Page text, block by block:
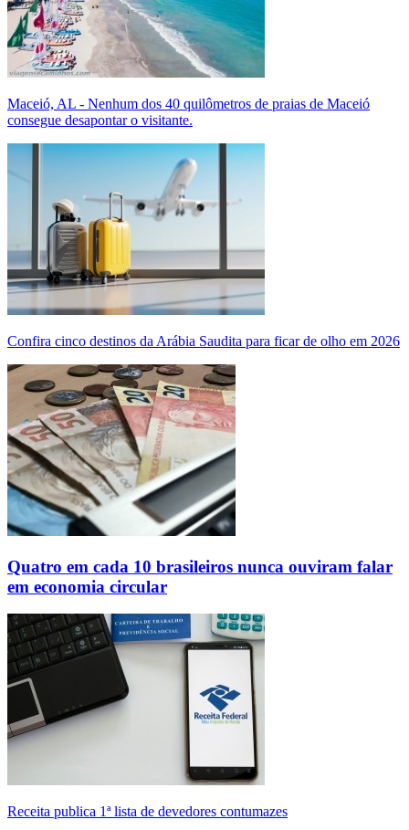
Maceió, AL - Nenhum dos 40 quilômetros de praias de Maceió
consegue desapontar o visitante.
Confira cinco destinos da Arábia Saudita para ficar de olho em 2026
Quatro em cada 10 brasileiros nunca ouviram falar
em economia circular
Receita publica 1ª lista de devedores contumazes